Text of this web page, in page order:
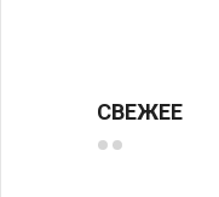
СВЕЖЕЕ